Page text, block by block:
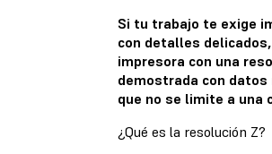
Si tu trabajo te exige
con detalles
impresora con una
demostrada con
que no se limite a una
¿Qué es la resolución Z?